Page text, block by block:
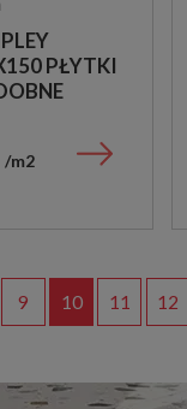
PŁYTKI
m2
9 10 11 12